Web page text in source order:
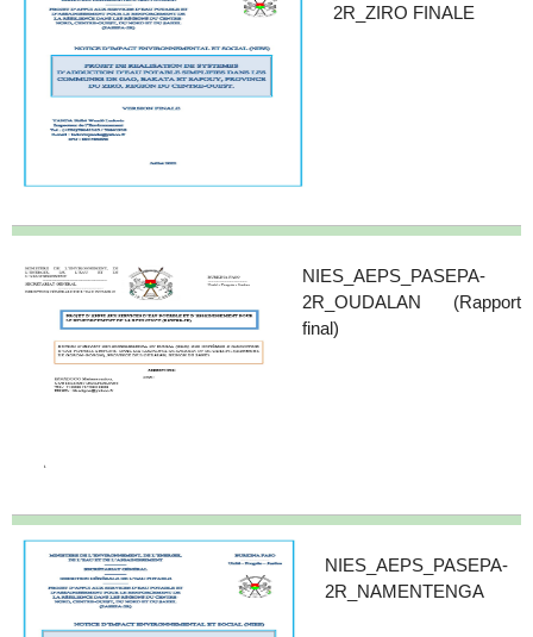
2R_ZIRO FINALE
NIES_AEPS_PASEPA-
2R_OUDALAN (Rapport
final)
NIES_AEPS_PASEPA-
2R_NAMENTENGA